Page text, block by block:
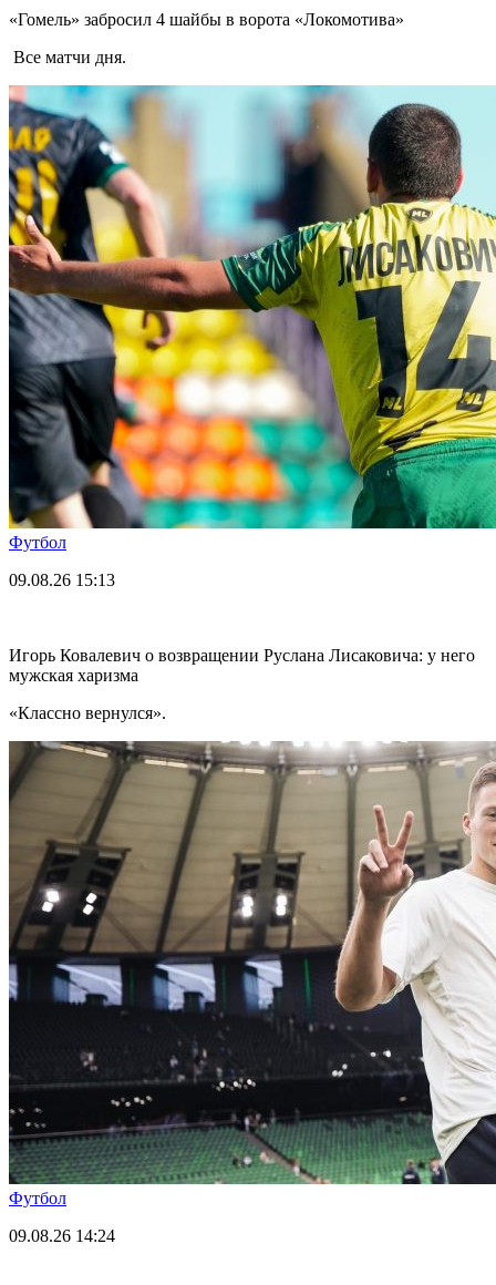
«Гомель» забросил 4 шайбы в ворота «Локомотива»
Все матчи дня.
Футбол
09.08.26 15:13
Игорь Ковалевич о возвращении Руслана Лисаковича: у него
мужская харизма
«Классно вернулся».
Футбол
09.08.26 14:24